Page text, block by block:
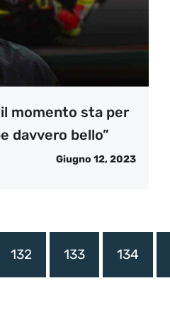
momento sta per
davvero bello”
Giugno 12, 2023
132 133 134